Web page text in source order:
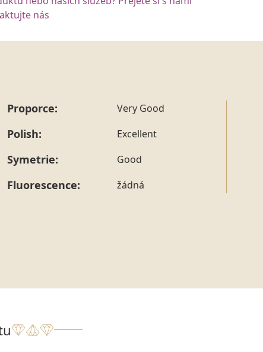
nás
Proporce: Very Good
Polish: Excellent
Symetrie: Good
Fluorescence: žádná